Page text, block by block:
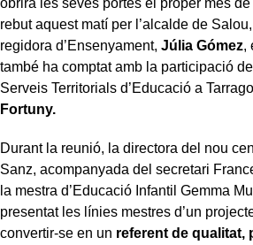
rebut aquest matí per l’alcalde de Salou,
regidora d’Ensenyament, Júlia Gómez,
també ha comptat amb la participació
Serveis Territorials d’Educació a
Fortuny.
Durant la reunió, la directora del nou
Sanz, acompanyada del secretari
la mestra d’Educació Infantil Gemma
presentat les línies mestres d’un
convertir-se en un referent de qualitat,